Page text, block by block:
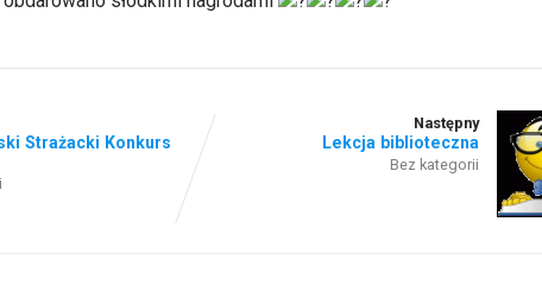
Strażacki Konkurs
Następny
Lekcja biblioteczna
Bez kategorii